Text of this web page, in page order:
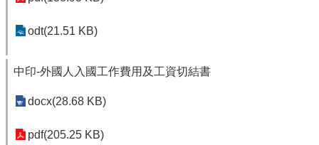
odt(21.51 KB)
中印-外國人入國工作費用及工資切結書
docx(28.68 KB)
pdf(205.25 KB)